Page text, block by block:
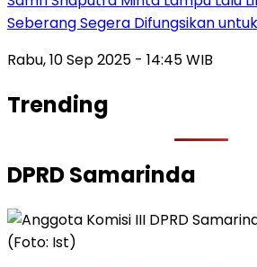
Seberang Segera Difungsikan
Rabu, 10 Sep 2025 - 14:45 WIB
Trending
DPRD Samarinda